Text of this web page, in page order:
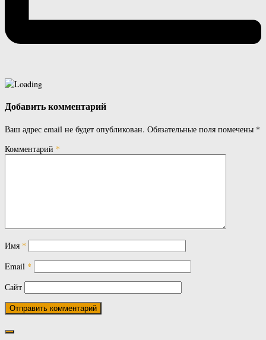
Добавить комментарий
Ваш адрес email не будет опубликован. Обязательные поля помечены *
Комментарий *
Имя *
Email *
Сайт